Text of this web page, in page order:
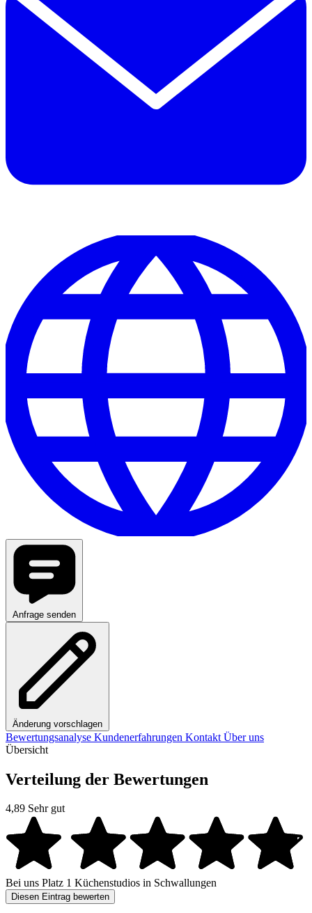
Anfrage senden
Änderung vorschlagen
Bewertungsanalyse Kundenerfahrungen Kontakt Über uns
Übersicht
Verteilung der Bewertungen
4,89 Sehr gut
Bei uns Platz 1 Küchenstudios in Schwallungen
Diesen Eintrag bewerten